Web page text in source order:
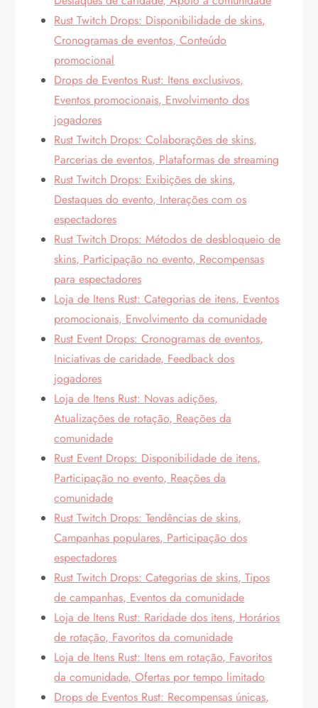
Rust Twitch Drops: Disponibilidade de skins,
Cronogramas de eventos, Conteúdo
promocional
Drops de Eventos Rust: Itens exclusivos,
Eventos promocionais, Envolvimento dos
jogadores
Rust Twitch Drops: Colaborações de skins,
Parcerias de eventos, Plataformas de streaming
Rust Twitch Drops: Exibições de skins,
Destaques do evento, Interações com os
espectadores
Rust Twitch Drops: Métodos de desbloqueio de
skins, Participação no evento, Recompensas
para espectadores
Loja de Itens Rust: Categorias de itens, Eventos
promocionais, Envolvimento da comunidade
Rust Event Drops: Cronogramas de eventos,
Iniciativas de caridade, Feedback dos
jogadores
Loja de Itens Rust: Novas adições,
Atualizações de rotação, Reações da
comunidade
Rust Event Drops: Disponibilidade de itens,
Participação no evento, Reações da
comunidade
Rust Twitch Drops: Tendências de skins,
Campanhas populares, Participação dos
espectadores
Rust Twitch Drops: Categorias de skins, Tipos
de campanhas, Eventos da comunidade
Loja de Itens Rust: Raridade dos itens, Horários
de rotação, Favoritos da comunidade
Loja de Itens Rust: Itens em rotação, Favoritos
da comunidade, Ofertas por tempo limitado
Drops de Eventos Rust: Recompensas únicas,